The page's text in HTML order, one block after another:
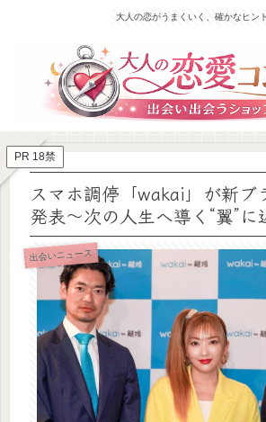
大人の恋がうまくいく、確かなヒント
PR 18禁
スマホ調停「wakai」が新ブ
発表〜次の人生へ導く“翼”
出会いニュース